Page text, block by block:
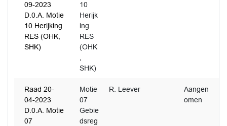
09-2023
D.0.A. Motie
10 Herijking
RES (OHK,
SHK)
10
Herijk
ing
RES
(OHK
SHK)
Raad 20-
04-2023
D.0.A. Motie
07
Motie
07
Gebie
dsreg
R. Leever
Aangen
omen